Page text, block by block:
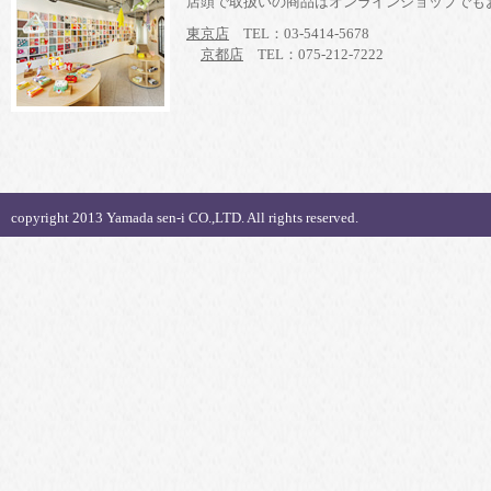
東京店 TEL：03-5414-5678
京都店 TEL：075-212-7222
copyright 2013 Yamada sen-i CO.,LTD. All rights reserved.